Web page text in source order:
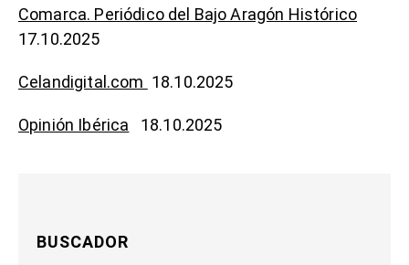
Comarca. Periódico del Bajo Aragón Histórico
17.10.2025
Celandigital.com 18.10.2025
Opinión Ibérica 18.10.2025
BUSCADOR